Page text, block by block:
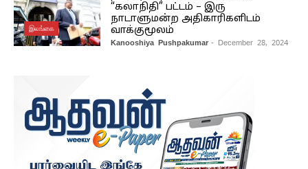
இலங்கை
“கலாநிதி” பட்டம் – இரு
நாடாளுமன்ற அதிகாரிகளிடம்
வாக்குமூலம்
Kanooshiya Pushpakumar - December 28, 2024